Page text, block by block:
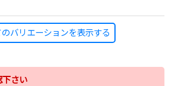
バリエーションを表示する
下さい